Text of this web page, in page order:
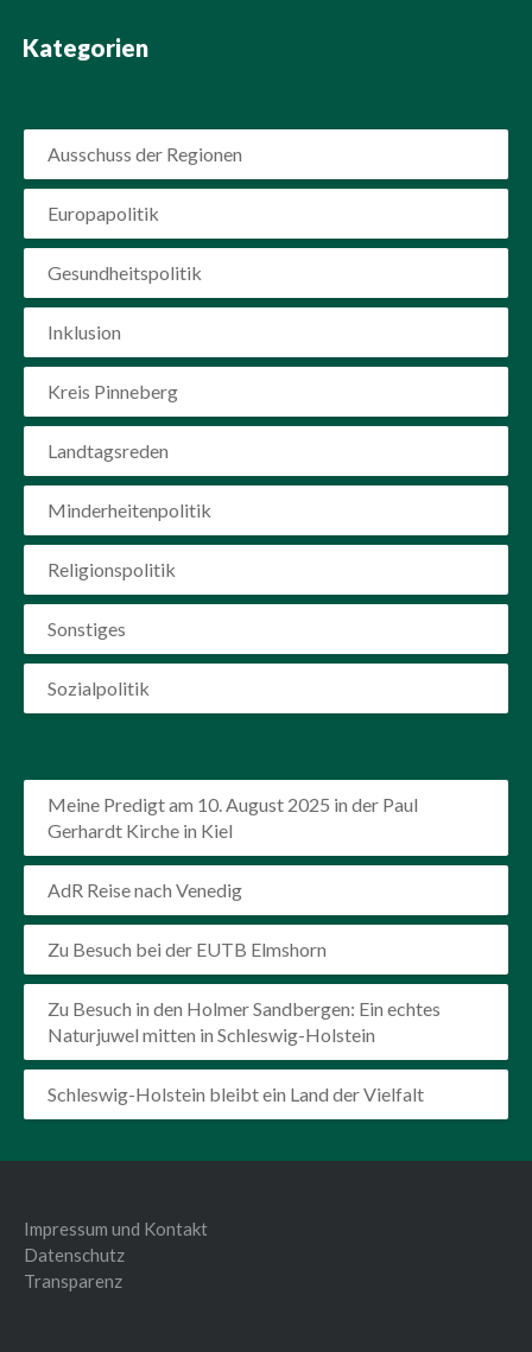
Kategorien
Ausschuss der Regionen
Europapolitik
Gesundheitspolitik
Inklusion
Kreis Pinneberg
Landtagsreden
Minderheitenpolitik
Religionspolitik
Sonstiges
Sozialpolitik
Meine Predigt am 10. August 2025 in der Paul
Gerhardt Kirche in Kiel
AdR Reise nach Venedig
Zu Besuch bei der EUTB Elmshorn
Zu Besuch in den Holmer Sandbergen: Ein echtes
Naturjuwel mitten in Schleswig-Holstein
Schleswig-Holstein bleibt ein Land der Vielfalt
Impressum und Kontakt
Datenschutz
Transparenz